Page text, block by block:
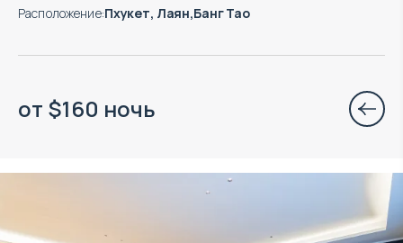
Расположение:Пхукет, Лаян,Банг Тао
от $160 ночь